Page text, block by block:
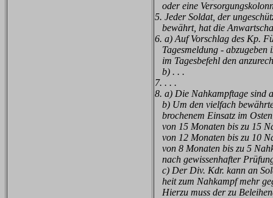
oder eine
5. Jeder Soldat, der
bewährt, hat die
6. a) Auf Vorschlag des Kp.
Tagesmeldung - abzugeben
im Tagesbefehl den
b) . . .
7. . . .
8. a) Die Nahkampftage sind
b) Um den vielfach
brochenem Einsatz im
von 15 Monaten bis zu 15
von 12 Monaten bis zu 10
von 8 Monaten bis zu 5
nach gewissenhafter
c) Der Div. Kdr. kann an
heit zum Nahkampf mehr
Hierzu muss der zu